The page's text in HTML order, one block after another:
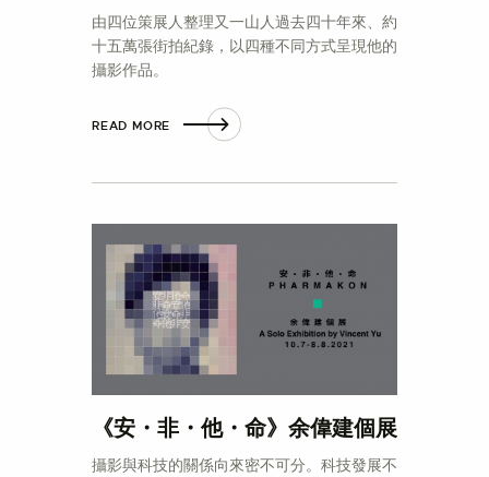
由四位策展人整理又一山人過去四十年來、約
十五萬張街拍紀錄，以四種不同方式呈現他的
攝影作品。
READ MORE
《安・非・他・命》余偉建個展
攝影與科技的關係向來密不可分。科技發展不